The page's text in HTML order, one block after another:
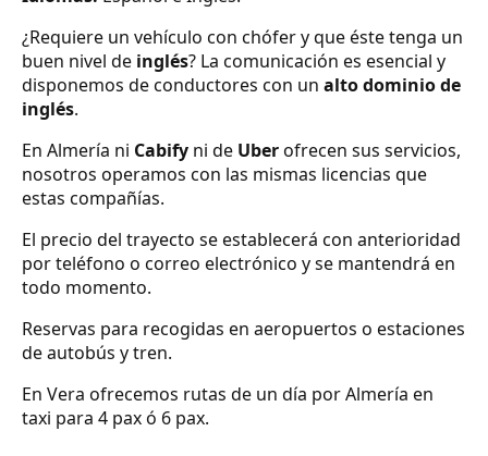
¿Requiere un vehículo con chófer y que éste tenga un
buen nivel de inglés? La comunicación es esencial y
disponemos de conductores con un alto dominio de
inglés.
En Almería ni Cabify ni de Uberofrecen sus servicios,
nosotros operamos con las mismas licencias que
estas compañías.
El precio del trayecto se establecerá con anterioridad
por teléfono o correo electrónico y se mantendrá en
todo momento.
Reservas para recogidas en aeropuertos o estaciones
de autobús y tren.
En Vera ofrecemos rutas de un día por Almería en
taxi para 4 pax ó 6 pax.